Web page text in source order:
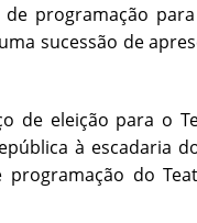
programação para
sucessão de
de eleição para o
à escadaria
do